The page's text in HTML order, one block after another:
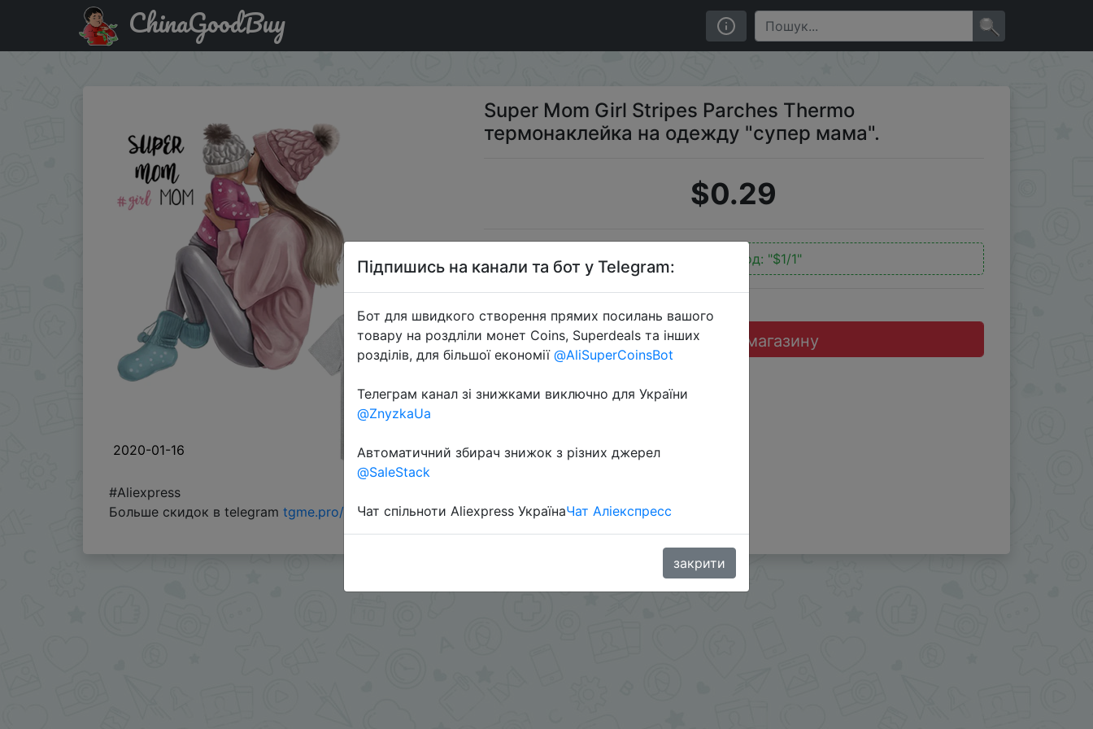
Код на знижку $1/1 Super Mom Girl Stripes Parches Thermo термонаклейка на одежду "супер мама".
ChinaGoodBuy
2020-01-16
Super Mom Girl Stripes Parches Thermo
термонаклейка на одежду "супер мама".
$0.29
Промокод: "$1/1"
Перейти до магазину
#Aliexpress
Больше скидок в telegram tgme.pro/ChinaGoodBuy
Підпишись на канали та бот у Telegram:
Бот для швидкого створення прямих посилань вашого
товару на роздліли монет Coins, Superdeals та інших
розділів, для більшої економії @AliSuperCoinsBot
Телеграм канал зі знижками виключно для України
@ZnyzkaUa
Автоматичний збирач знижок з різних джерел
@SaleStack
Чат спільноти Aliexpress УкраїнаЧат Аліекспресс
закрити